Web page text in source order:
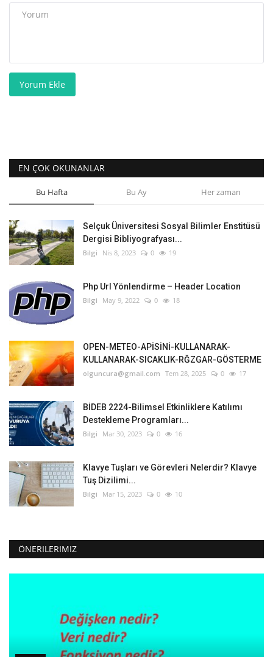
Yorum Ekle
EN ÇOK OKUNANLAR
Bu Hafta Bu Ay Her zaman
Selçuk Üniversitesi Sosyal Bilimler Enstitüsü
Dergisi Bibliyografyası...
Bilgi Nis 8, 2023 0 19
Php Url Yönlendirme – Header Location
Bilgi May 9, 2022 0 18
OPEN-METEO-APİSİNİ-KULLANARAK-
KULLANARAK-SICAKLIK-RĞZGAR-GÖSTERME
olguncura@gmail.com Tem 28, 2025 0 17
BİDEB 2224-Bilimsel Etkinliklere Katılımı
Destekleme Programları...
Bilgi Mar 30, 2023 0 16
Klavye Tuşları ve Görevleri Nelerdir? Klavye
Tuş Dizilimi...
Bilgi Mar 15, 2023 0 10
ÖNERILERIMIZ